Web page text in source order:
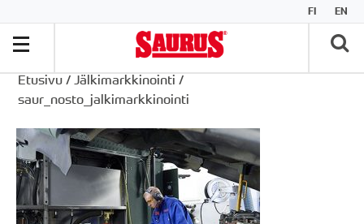
FI EN
Etusivu / Jälkimarkkinointi /
saur_nosto_jalkimarkkinointi